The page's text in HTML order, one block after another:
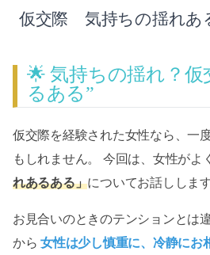
2026-05（9）
2026-04（10）
2025-03（1）
2023-11（1）
2022-05（1）
仮交際 気持ちの揺れあ
🌟 気持ちの揺れ？仮
るある”
仮交際を経験された女性なら、一
もしれません。 今回は、女性がよ
れあるある」についてお話しします
お見合いのときのテンションとは
から女性は少し慎重に、冷静にお